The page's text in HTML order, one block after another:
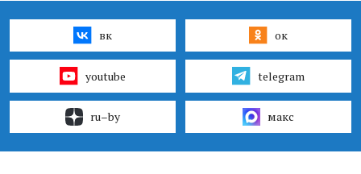
вк ок
youtube telegram
ru–by макс